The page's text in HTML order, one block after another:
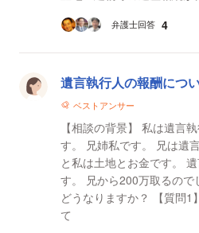
まい、弟...弁護士回答 4
遺言執行人の報酬につ
ベストアンサー
【相談の背景】 私は遺言
す。 兄姉私です。 兄は遺
と私は土地とお金です。
す。 兄から200万取るの
どうなりますか？ 【質問1】 遺言執行人の報酬につい
て